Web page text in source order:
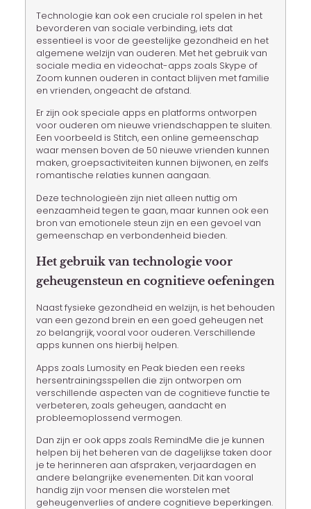
Technologie kan ook een cruciale rol spelen in het
bevorderen van sociale verbinding, iets dat
essentieel is voor de geestelijke gezondheid en het
algemene welzijn van ouderen. Met het gebruik van
sociale media en videochat-apps zoals Skype of
Zoom kunnen ouderen in contact blijven met familie
en vrienden, ongeacht de afstand.
Er zijn ook speciale apps en platforms ontworpen
voor ouderen om nieuwe vriendschappen te sluiten.
Een voorbeeld is Stitch, een online gemeenschap
waar mensen boven de 50 nieuwe vrienden kunnen
maken, groepsactiviteiten kunnen bijwonen, en zelfs
romantische relaties kunnen aangaan.
Deze technologieën zijn niet alleen nuttig om
eenzaamheid tegen te gaan, maar kunnen ook een
bron van emotionele steun zijn en een gevoel van
gemeenschap en verbondenheid bieden.
Het gebruik van technologie voor
geheugensteun en cognitieve oefeningen
Naast fysieke gezondheid en welzijn, is het behouden
van een gezond brein en een goed geheugen net
zo belangrijk, vooral voor ouderen. Verschillende
apps kunnen ons hierbij helpen.
Apps zoals Lumosity en Peak bieden een reeks
hersentrainingsspellen die zijn ontworpen om
verschillende aspecten van de cognitieve functie te
verbeteren, zoals geheugen, aandacht en
probleemoplossend vermogen.
Dan zijn er ook apps zoals RemindMe die je kunnen
helpen bij het beheren van de dagelijkse taken door
je te herinneren aan afspraken, verjaardagen en
andere belangrijke evenementen. Dit kan vooral
handig zijn voor mensen die worstelen met
geheugenverlies of andere cognitieve beperkingen.